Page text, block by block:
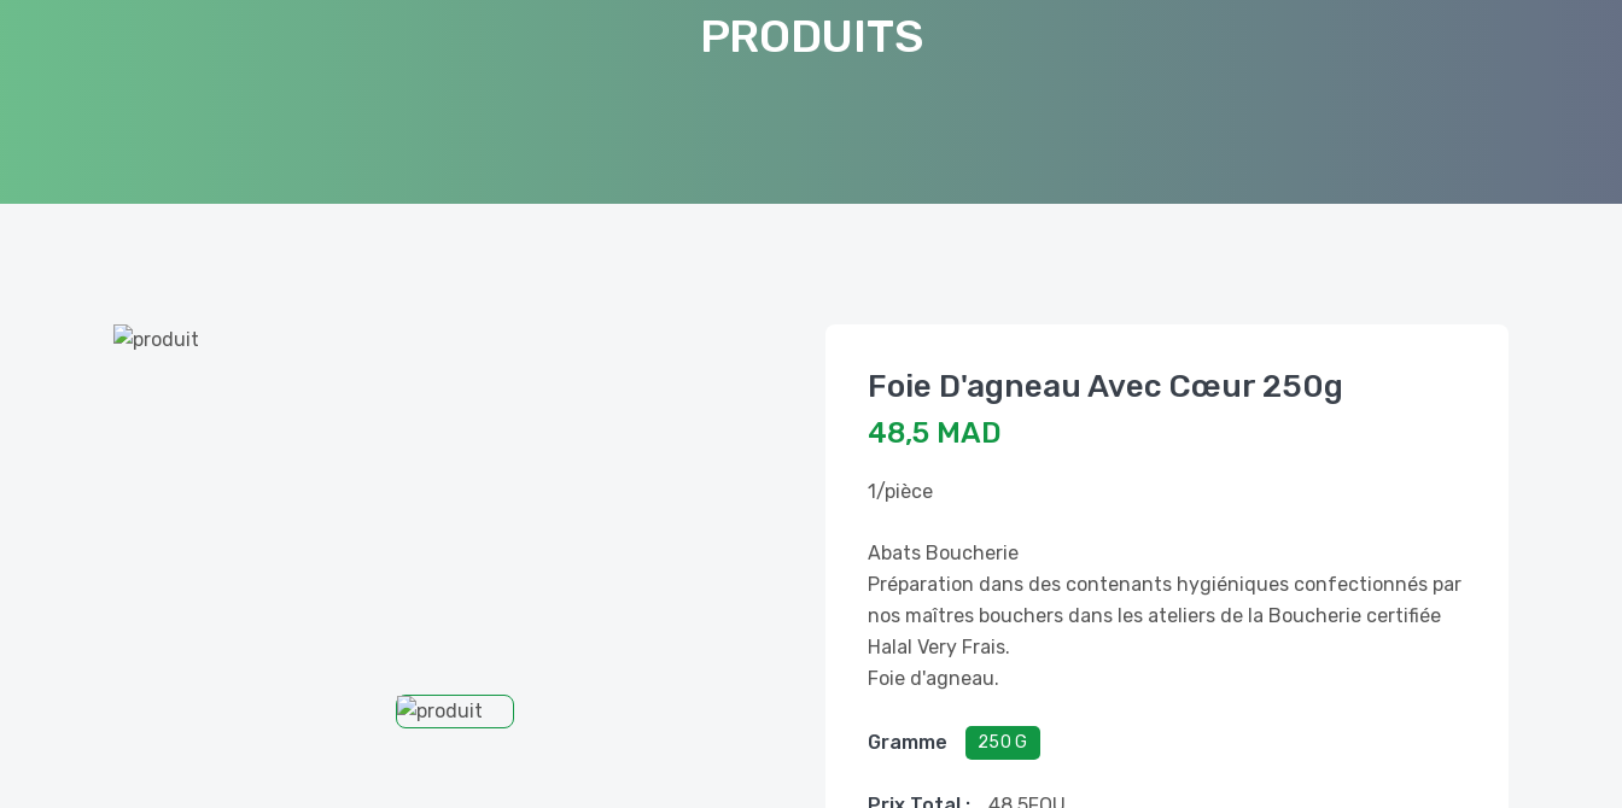
PRODUITS
Foie D'agneau Avec Cœur 250g
48,5 MAD
1/pièce
Abats Boucherie
Préparation dans des contenants hygiéniques confectionnés par
nos maîtres bouchers dans les ateliers de la Boucherie certifiée
Halal Very Frais.
Foie d'agneau.
Gramme 250 G